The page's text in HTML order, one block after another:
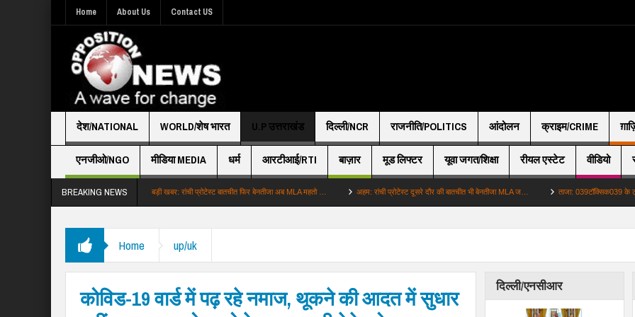
Home About Us Contact US
देश/NATIONAL WORLD/शेष भारत U.P उत्तराखंड दिल्ली/NCR राजनीति/POLITICS आंदोलन क्राइम/CRIME
एनजीओ/NGO मीडिया MEDIA धर्म आरटीआई/RTI बाज़ार मूड लिफ्टर यूवा जगत/शिक्षा रीयल एस्टेट वीडियो
BREAKING NEWS
को इग्नोर वायरल हुआ व… बड़ी खबर: रांची प्रोटेस्ट बातचीत फिर बेनतीजा अब MLA महतो … अहम: रांची प्रोटेस्ट दूसरे दौर की बातचीत भी बेनतीजा MLA ज… ताजा: 039टॉक्सिक039 के ट्रेलर से
Home up/uk
कोविड-19 वार्ड में पढ़ रहे नमाज, थूकने की आदत में सुधार
दिल्ली/एनसीआर